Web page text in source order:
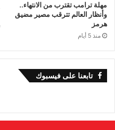
مهلة ترامب تقترب من الانتهاء..
وأنظار العالم تترقب مصير مضيق
هرمز
منذ 5 أيام
تابعنا على فيسبوك